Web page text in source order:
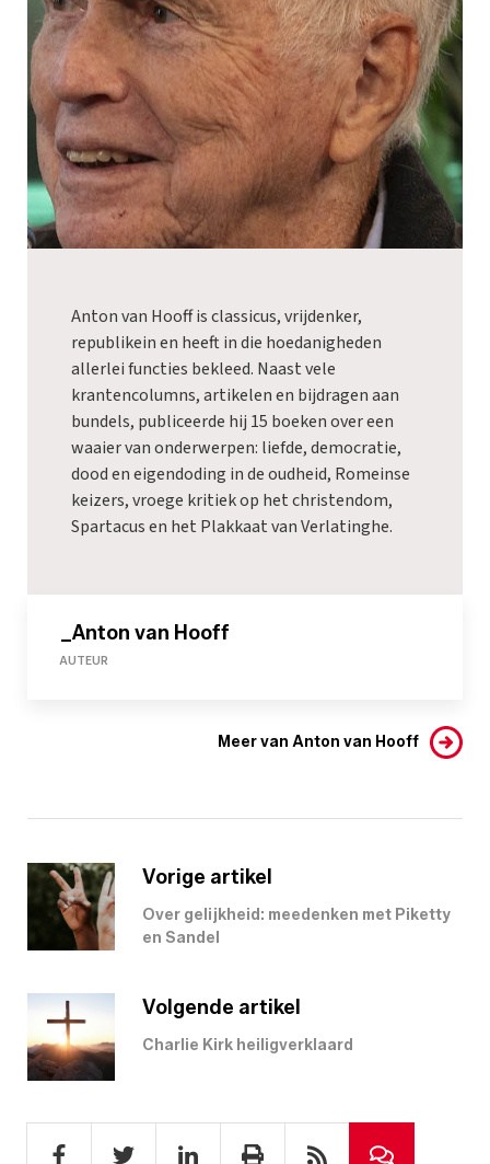
Anton van Hooff is classicus, vrijdenker,
republikein en heeft in die hoedanigheden
allerlei functies bekleed. Naast vele
krantencolumns, artikelen en bijdragen aan
bundels, publiceerde hij 15 boeken over een
waaier van onderwerpen: liefde, democratie,
dood en eigendoding in de oudheid, Romeinse
keizers, vroege kritiek op het christendom,
Spartacus en het Plakkaat van Verlatinghe.
_Anton van Hooff
AUTEUR
Meer van Anton van Hooff
Vorige artikel
Over gelijkheid: meedenken met Piketty
en Sandel
Volgende artikel
Charlie Kirk heiligverklaard